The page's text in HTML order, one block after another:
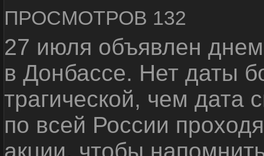
ПРОСМОТРОВ 132
27 июля объявлен
в Донбассе. Нет даты
трагической, чем дата
по всей России